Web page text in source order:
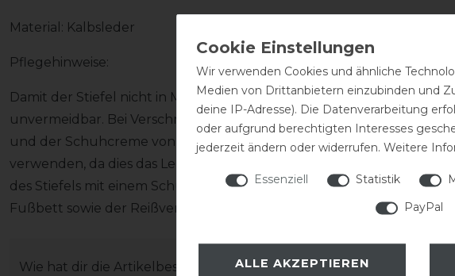
Material: Kalbsleder
Pflegehinweise:
Damit der Stiefel nicht in Mitleidenschaft gezogen wird, ist eine
unvermeidbar. Bei Verschmutzung den Stiefel zeitnah mit einem
und der Schuhcreme von DeNiro pflegen (Achtung! Keine
verwenden, da dies das Leder austrocknen lässt). Weiterhin empfiehlt
des Stiefels mit einem Schuhlöffel und das Ausziehen mit einem
Fußbett sowie der Reißverschluss unversehrt bleiben.
Wie hat dir die Artikelbeschreibung gefallen?
Wir verwenden Cookies und ähnliche
Medien von Drittanbietern einzubinden und
deine IP-Adresse). Die Datenverarbeitung
oder aufgrund berechtigten Interesses
jederzeit ändern oder widerrufen. Weitere
Essenziell Statistik
PayPal
ALLE AKZEPTIEREN